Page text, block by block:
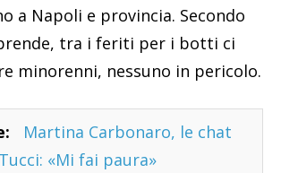
a Napoli e provincia. Secondo
tra i feriti per i botti ci
minorenni, nessuno in pericolo.
Martina Carbonaro, le chat
«Mi fai paura»